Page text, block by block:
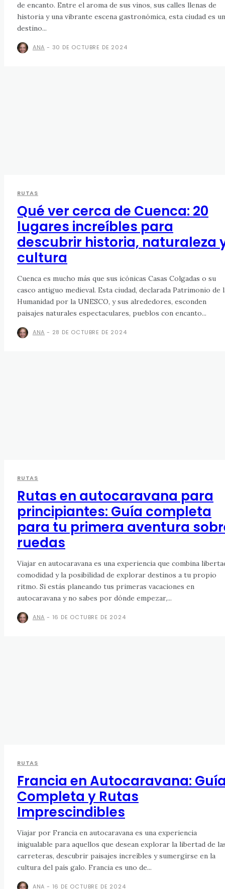
de encanto. Entre el aroma de sus vinos, sus calles llenas de
historia y una vibrante escena gastronómica, esta ciudad es un
destino...
ANA - 30 DE OCTUBRE DE 2024
RUTAS
Qué ver cerca de Cuenca: 20
lugares increíbles para
descubrir historia, naturaleza
cultura
Cuenca es mucho más que sus icónicas Casas Colgadas o su
casco antiguo medieval. Esta ciudad, declarada Patrimonio de
Humanidad por la UNESCO, y sus alrededores, esconden
paisajes naturales espectaculares, pueblos con encanto...
ANA - 28 DE OCTUBRE DE 2024
RUTAS
Rutas en autocaravana para
principiantes: Guía completa
para tu primera aventura
ruedas
Viajar en autocaravana es una experiencia que combina
comodidad y la posibilidad de explorar destinos a tu propio
ritmo. Si estás planeando tus primeras vacaciones en
autocaravana y no sabes por dónde empezar,...
ANA - 16 DE OCTUBRE DE 2024
RUTAS
Francia en Autocaravana:
Completa y Rutas
Imprescindibles
Viajar por Francia en autocaravana es una experiencia
inigualable para aquellos que desean explorar la libertad de
carreteras, descubrir paisajes increíbles y sumergirse en la
cultura del país galo. Francia es uno de...
ANA - 16 DE OCTUBRE DE 2024